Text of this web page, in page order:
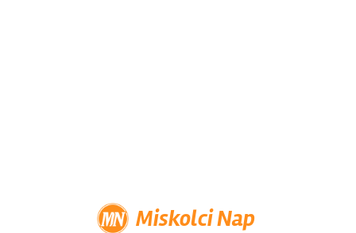
Miskolci Nap